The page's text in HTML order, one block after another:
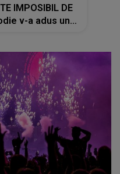
IMPOSIBIL DE
v-a adus un